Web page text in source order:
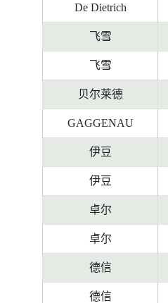
De Dietrich
飞雪
飞雪
贝尔莱德
GAGGENAU
伊豆
伊豆
卓尔
卓尔
德信
德信